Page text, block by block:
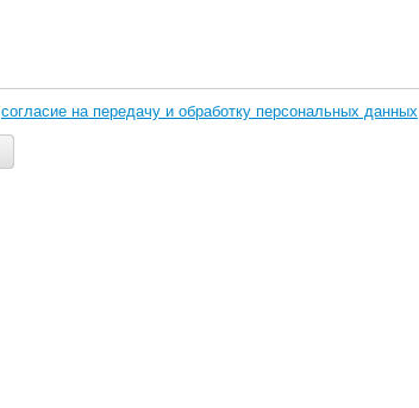
согласие на передачу и обработку персональных данных